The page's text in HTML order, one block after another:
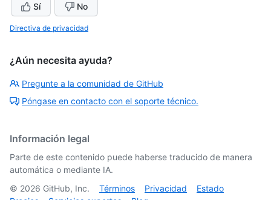
Sí No
Directiva de privacidad
¿Aún necesita ayuda?
Pregunte a la comunidad de GitHub
Póngase en contacto con el soporte técnico.
Información legal
Parte de este contenido puede haberse traducido de manera
automática o mediante IA.
© 2026 GitHub, Inc. Términos Privacidad
Estado